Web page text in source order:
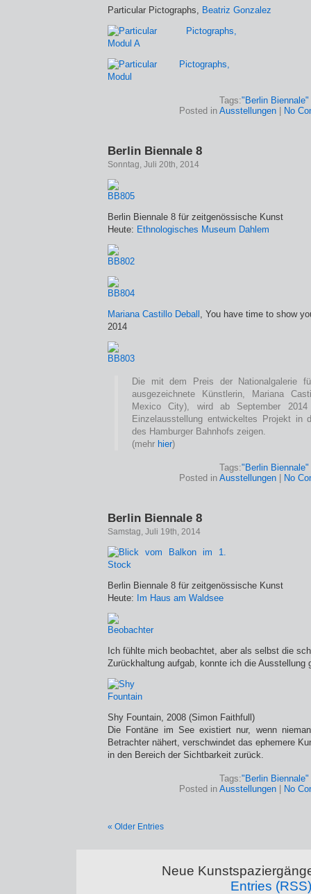
Particular Pictographs, Beatriz Gonzalez
Tags:"Berlin Biennale"
Posted in Ausstellungen| No
Berlin Biennale 8
Sonntag, Juli 20th, 2014
Berlin Biennale 8 für zeitgenössische Kunst
Heute: Ethnologisches Museum Dahlem
Mariana Castillo Deball , You have time to show
2014
Die mit dem Preis der Nationalgalerie
ausgezeichnete Künstlerin, Mariana
Mexico City), wird ab September
Einzelausstellung entwickeltes Projekt in
des Hamburger Bahnhofs zeigen.
(mehr hier)
Tags:"Berlin Biennale"
Posted in Ausstellungen| No
Berlin Biennale 8
Samstag, Juli 19th, 2014
Berlin Biennale 8 für zeitgenössische Kunst
Heute: Im Haus am Waldsee
Ich fühlte mich beobachtet, aber als selbst die
Zurückhaltung aufgab, konnte ich die Ausstellung
Shy Fountain, 2008 (Simon Faithfull)
Die Fontäne im See existiert nur, wenn
Betrachter nähert, verschwindet das ephemere
in den Bereich der Sichtbarkeit zurück.
Tags:"Berlin Biennale"
Posted in Ausstellungen| No
« Older Entries
Neue
Entries (RSS)